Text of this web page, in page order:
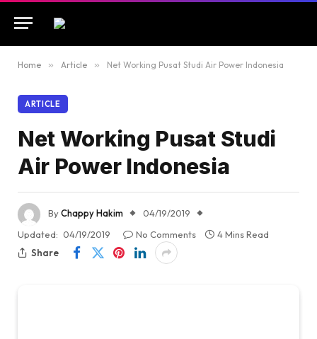
Home » Article » Net Working Pusat Studi Air Power Indonesia
ARTICLE
Net Working Pusat Studi
Air Power Indonesia
ByChappy Hakim
04/19/2019
Updated: 04/19/2019 No Comments
4 Mins Read
Share